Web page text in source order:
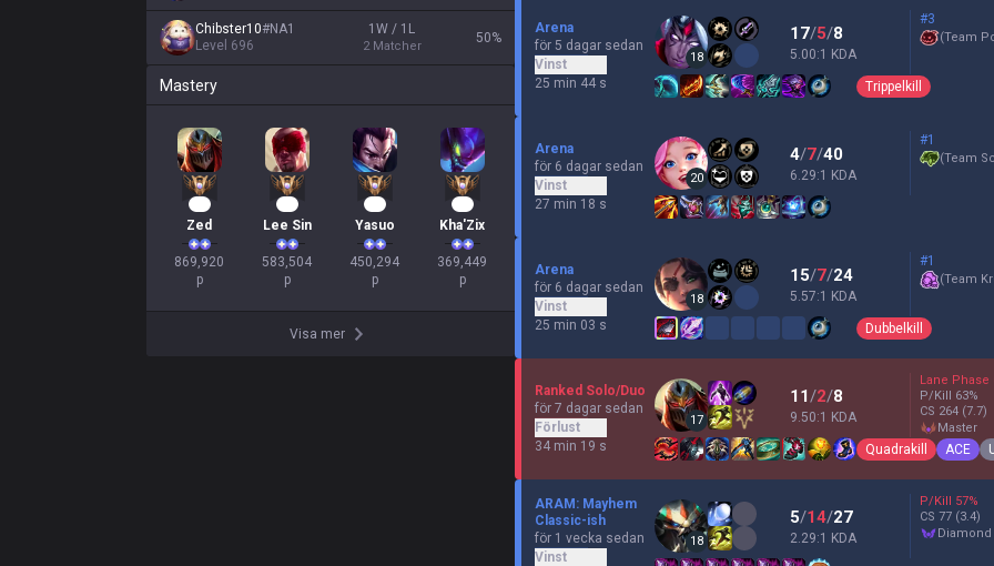
Chibster10#NA1
Level 696
1W / 1L
2 Matcher
50%
Mastery
Zed
869,920
p
Lee Sin
583,504
p
Yasuo
450,294
p
Kha'Zix
369,449
p
Visa mer
Arena
för 5 dagar sedan
Vinst
25 min 44 s
18
17/5/8
5.00:1 KDA
#3
(Team
Trippelkill
Arena
för 6 dagar sedan
Vinst
27 min 18 s
20
4/7/40
6.29:1 KDA
#1
(Team
Arena
för 6 dagar sedan
Vinst
25 min 03 s
18
15/7/24
5.57:1 KDA
#1
(Team
Dubbelkill
Ranked Solo/Duo
för 7 dagar sedan
Förlust
34 min 19 s
17
11/2/8
9.50:1 KDA
Lane Phase
P/Kill 63%
CS 264 (7.7)
master
Quadrakill ACE
ARAM: Mayhem
Classic-ish
för 1 vecka sedan
Vinst
18
5/14/27
2.29:1 KDA
P/Kill 57%
CS 77 (3.4)
diamond